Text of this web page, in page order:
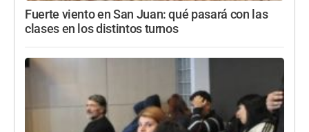
Fuerte viento en San Juan: qué pasará con las
clases en los distintos turnos